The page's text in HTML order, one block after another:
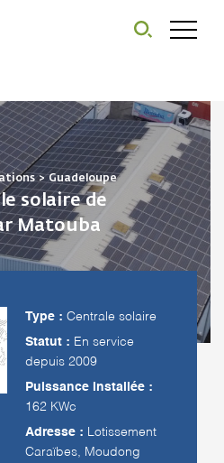
> Guadeloupe
solaire de
Matouba
Type : Centrale solaire
Statut : En service
depuis 2009
Puissance installée :
162 KWc
Adresse : Lotissement
Caraïbes, Moudong